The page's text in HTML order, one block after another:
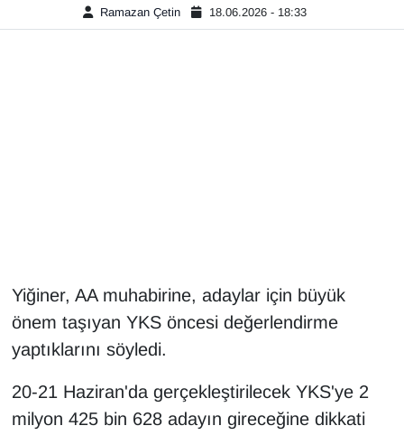
Ramazan Çetin 18.06.2026 - 18:33
Yiğiner, AA muhabirine, adaylar için büyük
önem taşıyan YKS öncesi değerlendirme
yaptıklarını söyledi.
20-21 Haziran'da gerçekleştirilecek YKS'ye 2
milyon 425 bin 628 adayın gireceğine dikkati
GENEL
Kadın
Kamu Alımları
Kim Kimdir?